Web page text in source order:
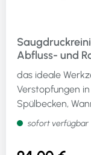
Abfluss- und
das ideale
Verstopfungen
Spülbecken,
Prinzip ·
Abläufen durch
sofort verfügbar